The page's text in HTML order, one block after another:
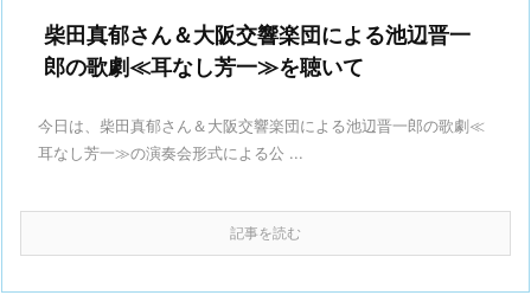
柴田真郁さん＆大阪交響楽団による池辺晋一
郎の歌劇≪耳なし芳一≫を聴いて
今日は、柴田真郁さん＆大阪交響楽団による池辺晋一郎の歌劇≪
耳なし芳一≫の演奏会形式による公 ...
記事を読む